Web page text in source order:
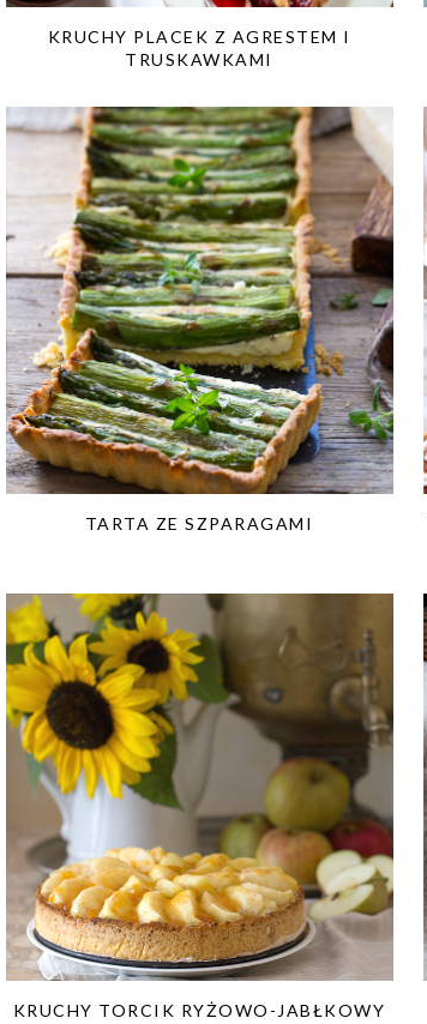
KRUCHY PLACEK Z AGRESTEM I
TRUSKAWKAMI
TARTA ZE SZPARAGAMI
KRUCHY TORCIK RYŻOWO-JABŁKOWY